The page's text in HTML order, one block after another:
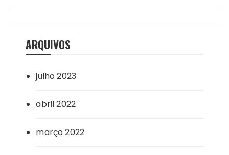
ARQUIVOS
julho 2023
abril 2022
março 2022